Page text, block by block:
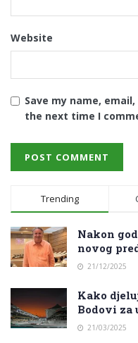
Website
Save my name,
the next time I
Trending
Nakon
novog
21/12/2025
Kako
Bodovi za
21/03/2025